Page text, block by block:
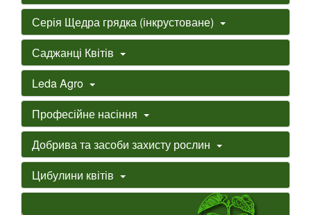
Серія Щедра грядка (інкрустоване)
Саджанці Квітів
Leda Agro
Професійне насіння
Добрива та засоби захисту рослин
Цибулини квітів